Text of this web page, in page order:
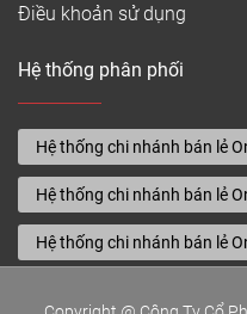
Điều khoản sử dụng
Hệ thống phân phối
Hệ thống chi nhánh bán lẻ
Hệ thống chi nhánh bán lẻ
Hệ thống chi nhánh bán lẻ